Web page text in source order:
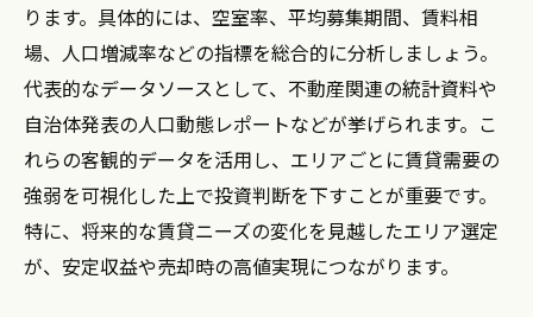
ります。具体的には、空室率、平均募集期間、賃料相
場、人口増減率などの指標を総合的に分析しましょう。
代表的なデータソースとして、不動産関連の統計資料や
自治体発表の人口動態レポートなどが挙げられます。こ
れらの客観的データを活用し、エリアごとに賃貸需要の
強弱を可視化した上で投資判断を下すことが重要です。
特に、将来的な賃貸ニーズの変化を見越したエリア選定
が、安定収益や売却時の高値実現につながります。